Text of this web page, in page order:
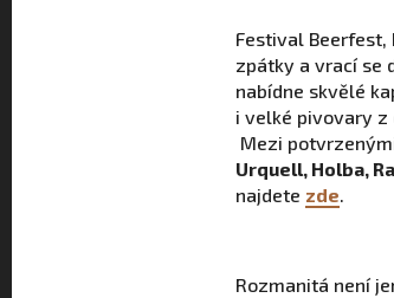
Festival Beerfest,
zpátky a vrací se
nabídne skvělé
i velké pivovary
Mezi
Urquell, Holba,
najdete zde.
Rozmanitá není